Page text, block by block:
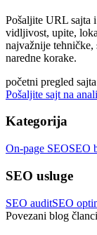
Pošaljite URL sajta
vidljivost, upite,
najvažnije tehničke,
naredne korake.
početni pregled sajta
Pošaljite sajt na
Kategorija
On-page SEOSEO
SEO usluge
SEO auditSEO
Povezani blog članci